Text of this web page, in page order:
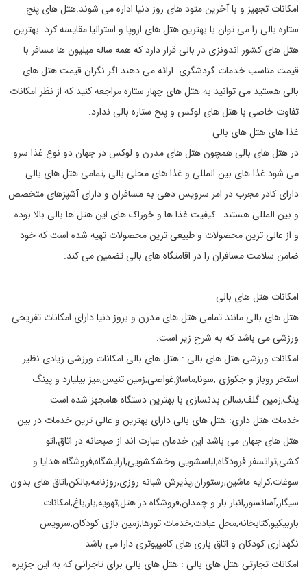
امکانات تجهیز و با آخرین متود های روز دنیا اداره می شوند.هتل های پنج
ستاره بالی را می توان با بهترین هتل های اروپا و استرالیا مقایسه کرد. بهترین
هتل های کشور اندونزی در بالی قرار دارد که همه ساله میلیون ها مسافر با
قیمت مناسب خدمات گردشگری ارائه می دهند.اگر نگران قیمت هتل های
بالی هستید می توانید به هتل های چهار ستاره مراجعه کنید که از نظر امکانات
تفاوت خاصی با هتل های لوکس و پنج ستاره بالی ندارد.
غذا های هتل های بالی
در هتل های بالی همچون هتل های مدرن و لوکس در جهان دو نوع غذا سرو
می شود غذا های بین المللی و غذا های محلی بالی ,تمامی هتل های بالی
دارای کادر مجرب در امر سرویس دهی به مسافران و دارای آشپزهای متخصص
و بین المللی هستند . کیفیت غذا ها و خوراک های این هتل ها بالی بالا بوده
و از عالی ترین محصولات و طبیعی ترین محصولات تهیه شده است که خود
ضامن سلامت مسافران را در اقامتگاه های بالی تضمین می کند.
امکانات هتل های بالی
هتل های بالی مانند تمامی هتل های مدرن و بروز دنیا دارای امکانات تفریحی
ورزشی می باشد که به شرح زیر است:
امکانات ورزشی هتل های بالی : هتل های بالی امکانات ورزشی زیادی نظیر
استخر روباز و جکوزی ,سونا,ماساژ,غواصی,زمین تنیس,میز بیلیارد و پینگ
پنگ,زمین گلف,سالن بدنسازی با بهترین دستگاه هامجهز شده است
خدمات هتل داری: هتل های بالی دارای بهترین و عالی ترین خدمات در بین
هتل های جهان می باشد این خدمان عبارت اند از صبحانه در اتاق,اتو
کشی,ترانسفر فرودگاه,لباسشویی وخشکشویی,آرایشگاه,فروشگاه هدایا و
سوغات,کرایه ماشین,رستوران,پذیرش شبانه روزی,روزنامه,بالکن,اتاق های بدون
سیگار,آسانسور,انبار بار و چمدان,فروشگاه در هتل,تهویه,بار,باغ,امکانات
باربیکیو,کتابخانه,محل عبادت,خدمات تورها,زمین بازی کودکان,سرویس
نگهداری کودکان و اتاق بازی های کامپیوتری دارا می باشد
امکانات تجارتی هتل های بالی : هتل های بالی برای تاجرانی که به این جزیره